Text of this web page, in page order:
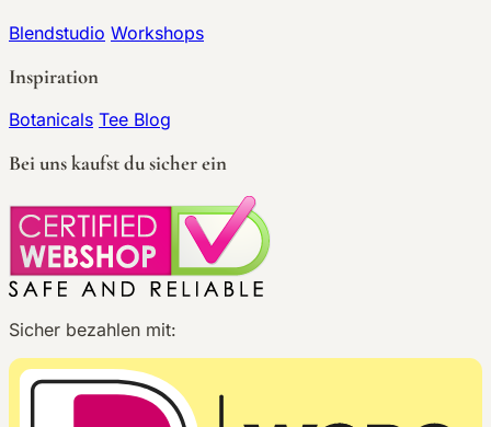
Blendstudio Workshops
Inspiration
Botanicals Tee Blog
Bei uns kaufst du sicher ein
Sicher bezahlen mit: